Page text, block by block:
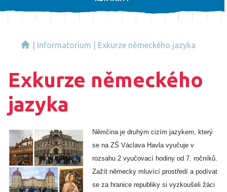
Informatorium Exkurze německého jazyka
Exkurze německého
jazyka
Němčina je druhým cizím jazykem, který
se na ZŠ Václava Havla vyučuje v
rozsahu 2 vyučovací hodiny od 7. ročníků.
Zažít německy mluvící prostředí a podívat
se za hranice republiky si vyzkoušeli žáci